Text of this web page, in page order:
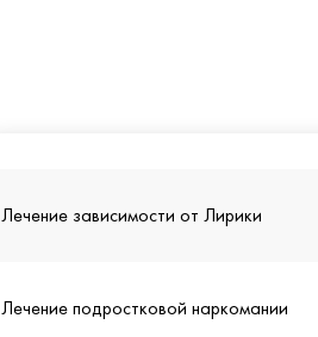
Лечение зависимости от Лирики
Лечение подростковой наркомании